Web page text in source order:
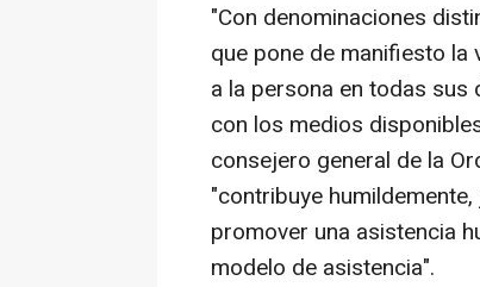
"Con denominaciones
que pone de manifiesto
a la persona en todas
con los medios
consejero general de la
"contribuye
promover una asistencia
modelo de asistencia".